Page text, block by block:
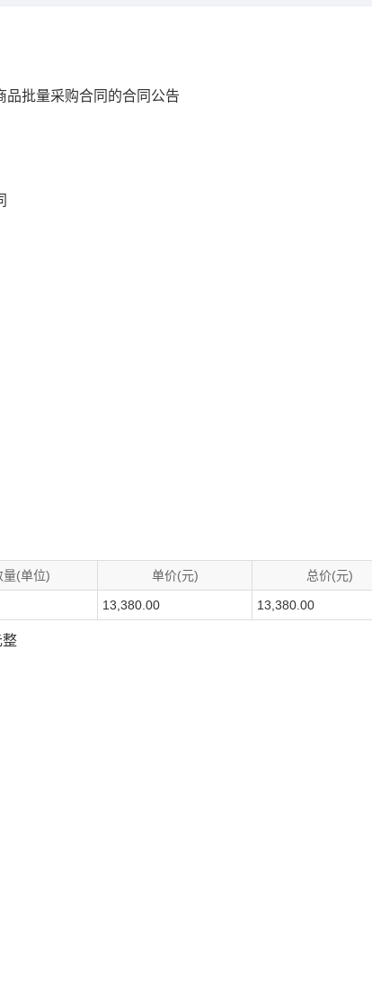
品批量采购合同的合同公告
量(单位) 单价(元) 总价(元)
13,380.00 13,380.00
整